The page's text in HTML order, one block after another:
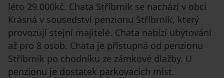
léto 29.000kč. Chata Stříbrník se nachází v obci
Krásná v sousedství penzionu Stříbrník, který
provozují stejní majitelé. Chata nabízí ubytování
až pro 8 osob. Chata je přístupná od penzionu
Stříbrník po chodníku ze zámkové dlažby. U
penzionu je dostatek parkovacích míst.